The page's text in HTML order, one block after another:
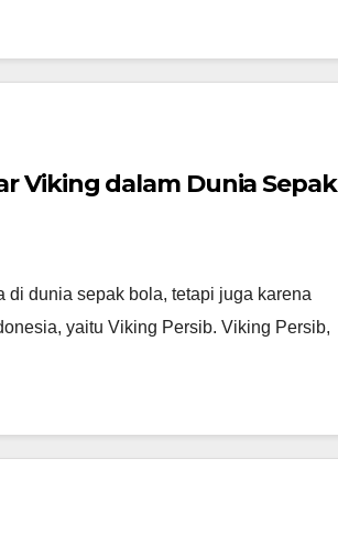
Viking dalam Dunia Sepak
di dunia sepak bola, tetapi juga karena
yaitu Viking Persib. Viking Persib,